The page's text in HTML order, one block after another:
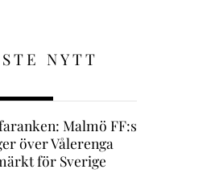
NYTT
Malmö FF:s
över Vålerenga
för Sverige